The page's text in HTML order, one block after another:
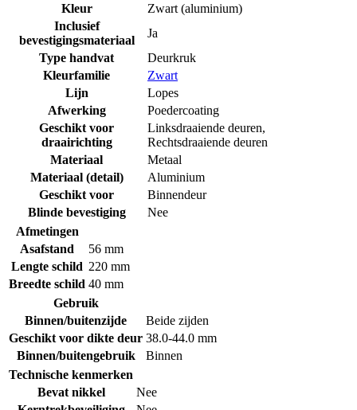
Kleur
Zwart (aluminium)
Inclusief
bevestigingsmateriaal
Ja
Type handvat
Deurkruk
Kleurfamilie
Zwart
Lijn
Lopes
Afwerking
Poedercoating
Geschikt voor
draairichting
Linksdraaiende deuren,
Rechtsdraaiende deuren
Materiaal
Metaal
Materiaal (detail)
Aluminium
Geschikt voor
Binnendeur
Blinde bevestiging
Nee
Afmetingen
Asafstand
56 mm
Lengte schild 220 mm
Breedte schild 40 mm
Gebruik
Binnen/buitenzijde
Beide zijden
Geschikt voor dikte deur 38.0-44.0 mm
Binnen/buitengebruik
Binnen
Technische kenmerken
Bevat nikkel
Nee